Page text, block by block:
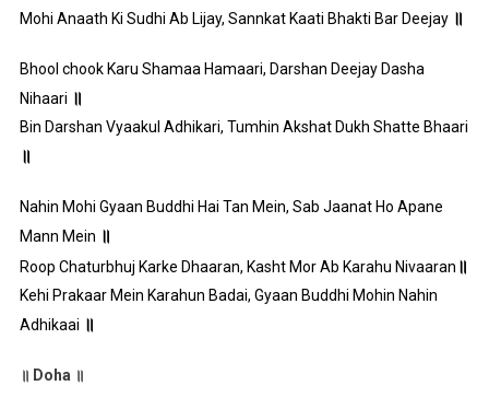
Mohi Anaath Ki Sudhi Ab Lijay, Sannkat Kaati Bhakti Bar Deejay ॥
Bhool chook Karu Shamaa Hamaari, Darshan Deejay Dasha
Nihaari ॥
Bin Darshan Vyaakul Adhikari, Tumhin Akshat Dukh Shatte Bhaari
॥
Nahin Mohi Gyaan Buddhi Hai Tan Mein, Sab Jaanat Ho Apane
Mann Mein ॥
Roop Chaturbhuj Karke Dhaaran, Kasht Mor Ab Karahu Nivaaran ॥
Kehi Prakaar Mein Karahun Badai, Gyaan Buddhi Mohin Nahin
Adhikaai ॥
॥ Doha ॥